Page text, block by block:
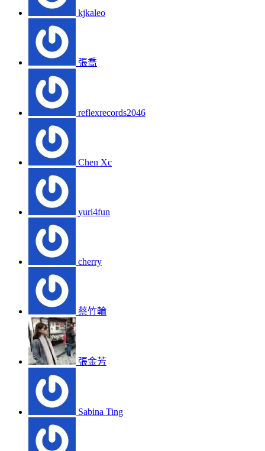
kjkaleo
張喬
reflexrecords2046
Chen Xc
yuri4fun
cherry
蔡竹輪
張金芳
Sabina Ting